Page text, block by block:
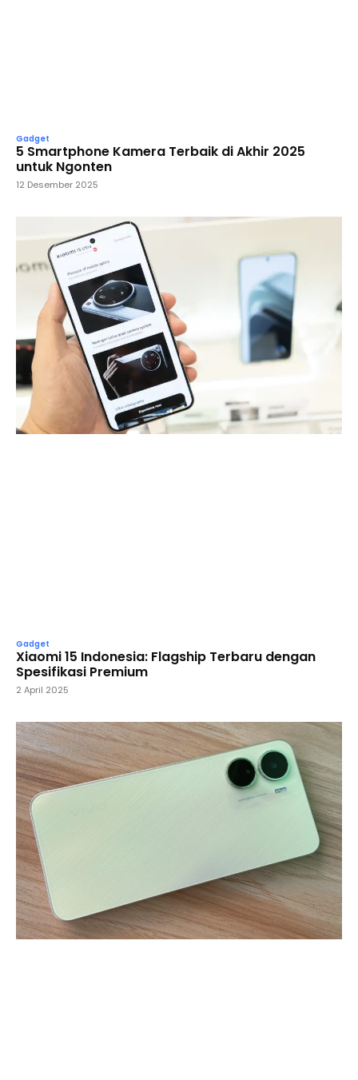
Gadget
5 Smartphone Kamera Terbaik di Akhir 2025
untuk Ngonten
12 Desember 2025
Gadget
Xiaomi 15 Indonesia: Flagship Terbaru dengan
Spesifikasi Premium
2 April 2025